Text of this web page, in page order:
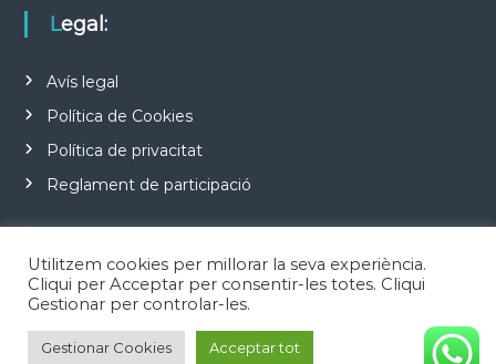
Legal:
Avís legal
Política de Cookies
Política de privacitat
Reglament de participació
Copyright © 2026 Notícies d'Esplugues de Llobregat
Todos los derechos
Utilitzem cookies per millorar la seva experiència.
Cliqui per Acceptar per consentir-les totes. Cliqui
Gestionar per controlar-les.
Gestionar Cookies Acceptar tot